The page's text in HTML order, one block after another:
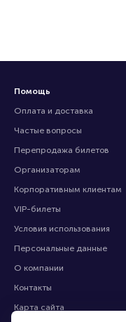
Помощь
Оплата и доставка
Частые вопросы
Перепродажа билетов
Организаторам
Корпоративным клиентам
VIP-билеты
Условия использования
Персональные данные
О компании
Контакты
Карта сайта